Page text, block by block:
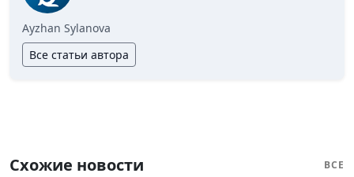
Ayzhan Sylanova
Все статьи автора
Схожие новости ВСЕ